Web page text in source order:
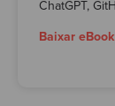
ChatGPT,
Baixar eBook